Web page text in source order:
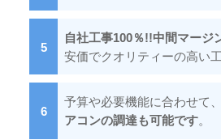
自社工事100％!!中間マージ
安価でクオリティーの高い
予算や必要機能に合わせて、
アコンの調達も可能です。